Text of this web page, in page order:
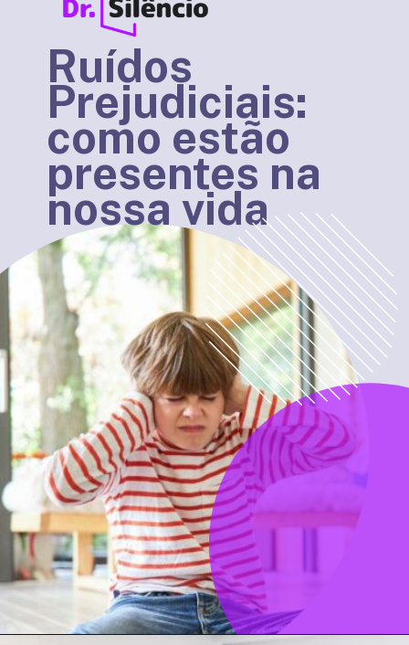
Ruídos
Prejudiciais:
como estão
presentes na
nossa vida